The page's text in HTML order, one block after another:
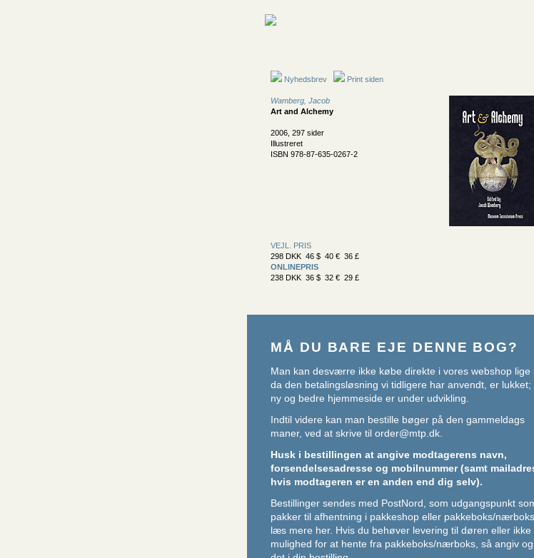
Nyhedsbrev Print siden
Wamberg, Jacob
Art and Alchemy
2006, 297 sider
Illustreret
ISBN 978-87-635-0267-2
VEJL. PRIS
298 DKK 46 $ 40 € 36 £
ONLINEPRIS
238 DKK 36 $ 32 € 29 £
MÅ DU BARE EJE DENNE BOG?
Man kan desværre ikke købe direkte i vores webshop lige
da den betalingsløsning vi tidligere har anvendt, er lukket;
ny og bedre hjemmeside er under udvikling.
Indtil videre kan man bestille bøger på den gammeldags
maner, ved at skrive til order@mtp.dk.
Husk i bestillingen at angive modtagerens navn,
forsendelsesadresse og mobilnummer (samt
hvis modtageren er en anden end dig selv).
Bestillinger sendes med PostNord, som udgangspunkt
pakker til afhentning i pakkeshop eller pakkeboks/
læs mere her. Hvis du behøver levering til døren eller ikke
mulighed for at hente fra pakkeboks/nærboks, så angiv